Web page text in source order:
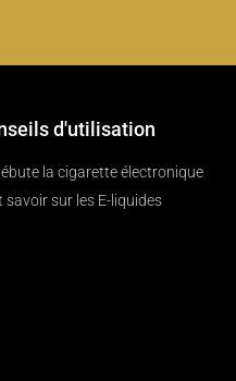
d'utilisation
la cigarette électronique
savoir sur les E-liquides